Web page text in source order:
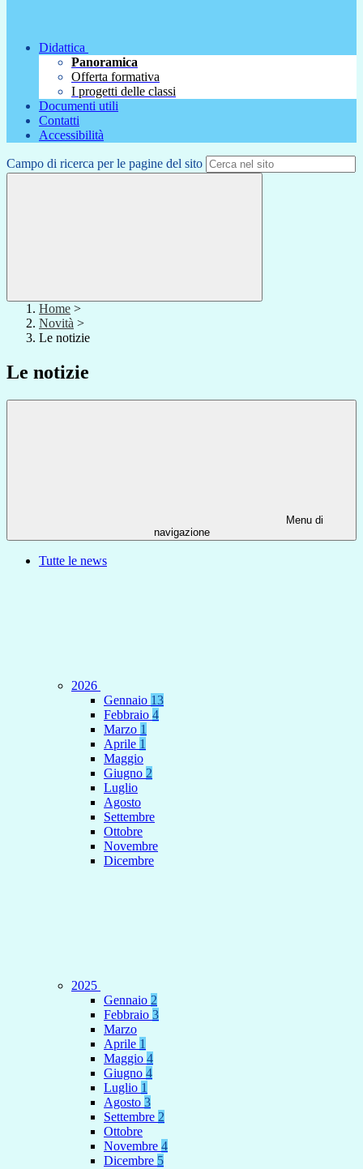
Didattica
Panoramica
Offerta formativa
I progetti delle classi
Documenti utili
Contatti
Accessibilità
Campo di ricerca per le pagine del sito
Home >
Novità >
Le notizie
Le notizie
Menu di
navigazione
Tutte le news
2026
Gennaio 13
Febbraio 4
Marzo 1
Aprile 1
Maggio
Giugno 2
Luglio
Agosto
Settembre
Ottobre
Novembre
Dicembre
2025
Gennaio 2
Febbraio 3
Marzo
Aprile 1
Maggio 4
Giugno 4
Luglio 1
Agosto 3
Settembre 2
Ottobre
Novembre 4
Dicembre 5